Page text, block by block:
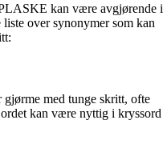
kan være avgjørende i
over synonymer som kan
gjørme med tunge skritt, ofte
kan være nyttig i kryssord